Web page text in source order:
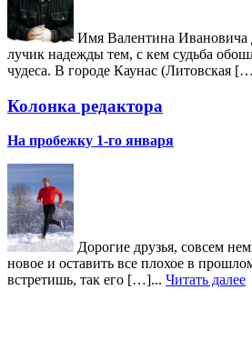
Имя Валентина Ивановича
лучик надежды тем, с кем судьба
чудеса. В городе Каунас (Литовская
Колонка редактора
На пробежку 1-го января
Дорогие друзья, совсем
новое и оставить все плохое в
встретишь, так его […]... Читать далее